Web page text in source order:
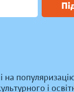
на
і